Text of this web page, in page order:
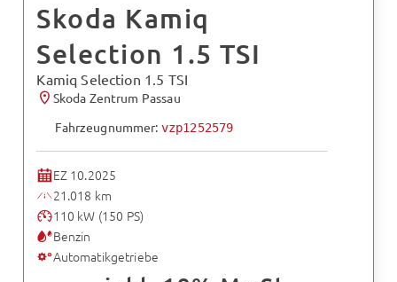
Skoda Kamiq
Selection 1.5 TSI
Kamiq Selection 1.5 TSI
Skoda Zentrum Passau
Fahrzeugnummer: vzp1252579
EZ 10.2025
21.018 km
110 kW (150 PS)
Benzin
Automatikgetriebe